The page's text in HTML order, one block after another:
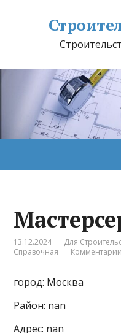
13.12.2024 Для
Справочная
город: Москва
Район: nan
Адрес: nan